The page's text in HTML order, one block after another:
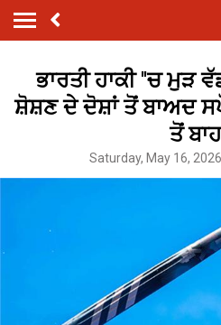
ਭਾਰਤੀ ਹਾਕੀ ''ਚ ਮੁੜ
ਸ਼ੋਸ਼ਣ ਦੇ ਦੋਸ਼ਾਂ ਤੋਂ ਬਾਅਦ
ਤੋਂ
Saturday, May 16,